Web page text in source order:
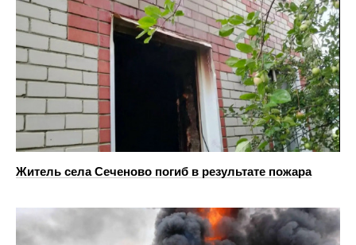
Житель села Сеченово погиб в результате пожара